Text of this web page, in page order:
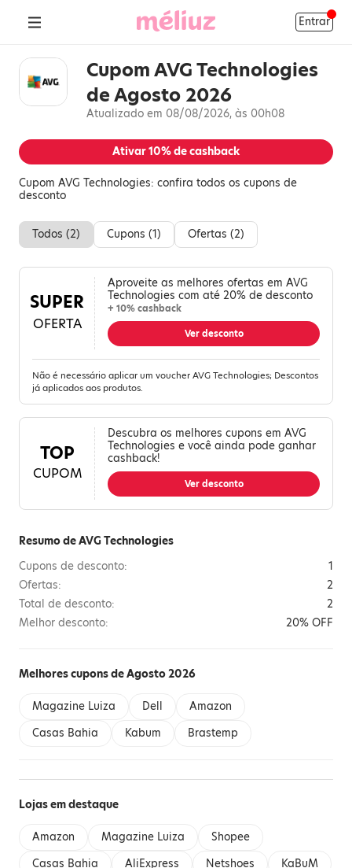
Entrar
Cupom AVG Technologies
de Agosto 2026
Atualizado em 08/08/2026, às 00h08
Ativar10%de cashback
Cupom AVG Technologies: confira todos os cupons de
desconto
Todos (2) Cupons (1) Ofertas (2)
SUPER
OFERTA
Aproveite as melhores ofertas em AVG
Technologies com até 20% de desconto
+ 10% cashback
Ver desconto
Não é necessário aplicar um voucher AVG Technologies; Descontos
já aplicados aos produtos.
TOP
CUPOM
Descubra os melhores cupons em AVG
Technologies e você ainda pode ganhar
cashback!
Ver desconto
Resumo de AVG Technologies
Cupons de desconto:
1
Ofertas:
2
Total de desconto:
2
Melhor desconto:
20% OFF
Melhores cupons de Agosto 2026
Magazine Luiza Dell
Amazon
Casas Bahia
Kabum Brastemp
Lojas em destaque
Amazon Magazine Luiza
Shopee
Casas Bahia
AliExpress Netshoes
KaBuM